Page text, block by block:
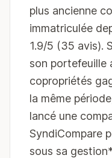
plus ancienne
immatriculée
1.9/5 (35 avis).
son portefeuille
copropriétés
la même
lancé une
SyndiCompare
sous sa